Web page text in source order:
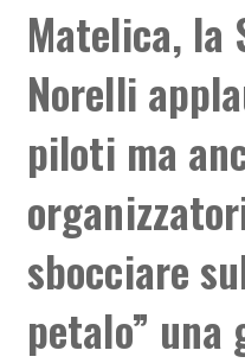
Matelica, la
Norelli
piloti ma
sbocciare
petalo”